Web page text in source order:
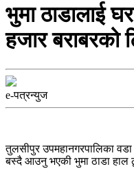
भुमा ठाडालाई
हजार बराबरको
e-पत्रन्युज
तुलसीपुर उपमहानगरपालिका
बस्दै आउनु भएकी भुमा ठाडा हाल